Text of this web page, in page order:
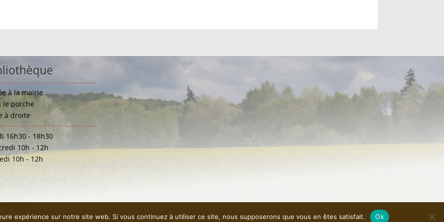
à la mairie
le porche
à droite
16h30 - 18h30
10h - 12h
10h - 12h
expérience sur notre site web. Si vous continuez à utiliser ce site, nous supposerons que vous en êtes satisfait. Ok